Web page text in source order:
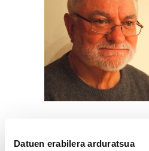
Datuen erabilera arduratsua